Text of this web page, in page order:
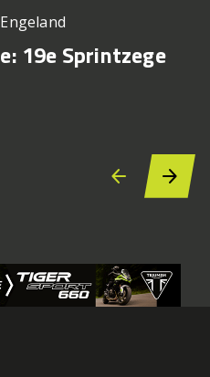
19e Sprintzege